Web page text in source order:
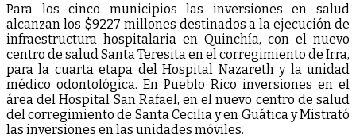
Para los cinco municipios las inversiones en salud
alcanzan los $9227 millones destinados a la ejecución de
infraestructura hospitalaria en Quinchía, con el nuevo
centro de salud Santa Teresita en el corregimiento de Irra,
para la cuarta etapa del Hospital Nazareth y la unidad
médico odontológica. En Pueblo Rico inversiones en el
área del Hospital San Rafael, en el nuevo centro de salud
del corregimiento de Santa Cecilia y en Guática y Mistrató
las inversiones en las unidades móviles.